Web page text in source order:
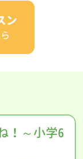
ン
！～小学6